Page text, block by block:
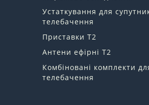
Устаткування для
телебачення
Приставки Т2
Антени ефірні Т2
Комбіновані комплекти
телебачення